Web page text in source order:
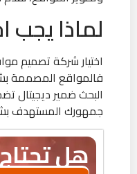
لماذا
اختيار شركة تصميم
فالمواقع المصممة
البحث ضمير ديجيتال
جمهورك المستهدف
هل